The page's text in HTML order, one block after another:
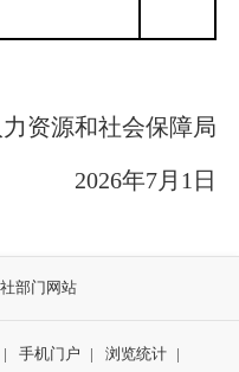
源和社会保障局
2026年7月1日
部门网站
| 手机门户 | 浏览统计 |